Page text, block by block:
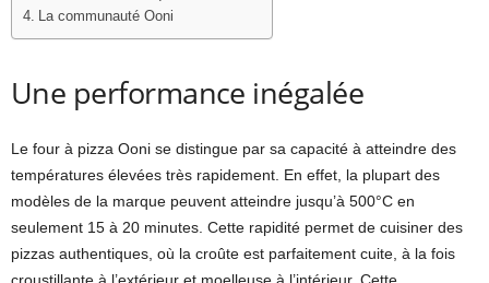
La communauté Ooni
Une performance inégalée
Le four à pizza Ooni se distingue par sa capacité à atteindre des
températures élevées très rapidement. En effet, la plupart des
modèles de la marque peuvent atteindre jusqu’à 500°C en
seulement 15 à 20 minutes. Cette rapidité permet de cuisiner des
pizzas authentiques, où la croûte est parfaitement cuite, à la fois